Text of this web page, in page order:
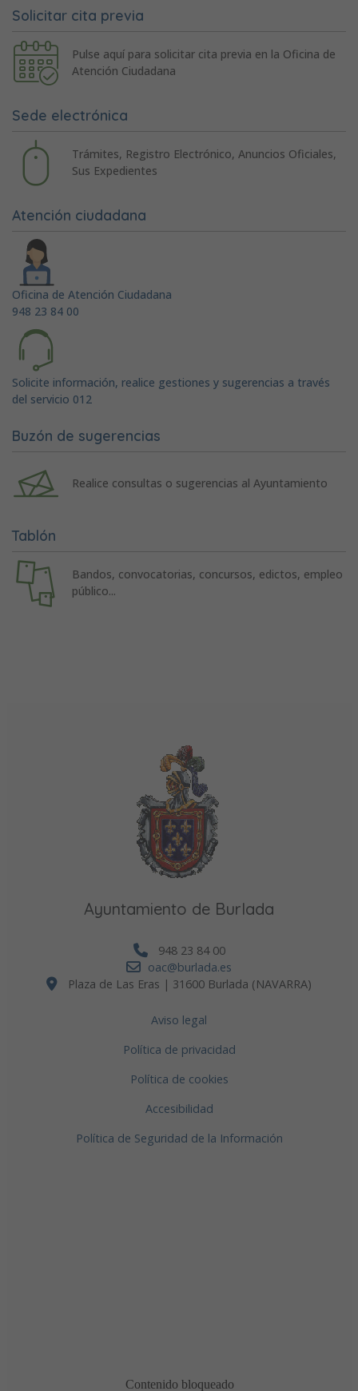
Solicitar cita previa
Pulse aquí para solicitar cita previa en la Oficina de
Atención Ciudadana
Sede electrónica
Trámites, Registro Electrónico, Anuncios Oficiales,
Sus Expedientes
Atención ciudadana
Oficina de Atención Ciudadana
948 23 84 00
Solicite información, realice gestiones y sugerencias a través
del servicio 012
Buzón de sugerencias
Realice consultas o sugerencias al Ayuntamiento
Tablón
Bandos, convocatorias, concursos, edictos, empleo
público...
Ayuntamiento de Burlada
948 23 84 00
oac@burlada.es
Plaza de Las Eras | 31600 Burlada (NAVARRA)
Aviso legal
Política de privacidad
Política de cookies
Accesibilidad
Política de Seguridad de la Información